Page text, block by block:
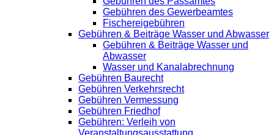
Gebühren des Gewerbeamtes
Fischereigebühren
Gebühren & Beiträge Wasser und Abwasser
Gebühren & Beiträge Wasser und
Abwasser
Wasser und Kanalabrechnung
Gebühren Baurecht
Gebühren Verkehrsrecht
Gebühren Vermessung
Gebühren Friedhof
Gebühren: Verleih von
Veranstaltungsausstattung